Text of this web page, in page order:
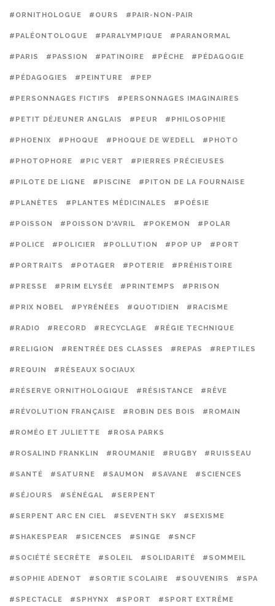
#ORNITHOLOGUE #OURS #PAIR-NON-PAIR
#PALÉONTOLOGUE #PARALYMPIQUE #PARANORMAL
#PARIS #PASSION #PATINOIRE #PÊCHE #PÉDAGOGIE
#PÉDAGOGIES #PEINTURE #PEP
#PERSONNAGES FICTIFS #PERSONNAGES IMAGINAIRES
#PETIT DÉJEUNER ANGLAIS #PEUR #PHILOSOPHIE
#PHOENIX #PHOQUE #PHOQUE DE WEDELL #PHOTO
#PHOTOPHORE #PIC VERT #PIERRES PRÉCIEUSES
#PILOTE DE LIGNE #PISCINE #PITON DE LA FOURNAISE
#PLANÈTES #PLANTES MÉDICINALES #POÉSIE
#POISSON #POISSON D'AVRIL #POKEMON #POLAR
#POLICE #POLICIER #POLLUTION #POP UP #PORT
#PORTRAITS #POTAGER #POTERIE #PRÉHISTOIRE
#PRESSE #PRIM ELYSÉE #PRINTEMPS #PRISON
#PRIX NOBEL #PYRÉNÉES #QUOTIDIEN #RACISME
#RADIO #RECORD #RECYCLAGE #RÉGIE TECHNIQUE
#RELIGION #RENTRÉE DES CLASSES #REPAS #REPTILES
#REQUIN #RÉSEAUX SOCIAUX
#RÉSERVE ORNITHOLOGIQUE #RÉSISTANCE #RÊVE
#RÉVOLUTION FRANÇAISE #ROBIN DES BOIS #ROMAIN
#ROMÉO ET JULIETTE #ROSA PARKS
#ROSALIND FRANKLIN #ROUMANIE #RUGBY #RUISSEAU
#SANTÉ #SATURNE #SAUMON #SAVANE #SCIENCES
#SÉJOURS #SÉNÉGAL #SERPENT
#SERPENT ARC EN CIEL #SEVENTH SKY #SEXISME
#SHAKESPEAR #SICENCES #SINGE #SNCF
#SOCIÉTÉ SECRÈTE #SOLEIL #SOLIDARITÉ #SOMMEIL
#SOPHIE ADENOT #SORTIE SCOLAIRE #SOUVENIRS #SPA
#SPECTACLE #SPHYNX #SPORT #SPORT EXTRÊME